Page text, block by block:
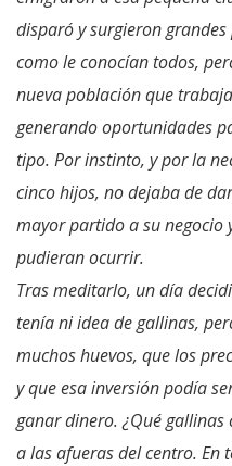
disparó y surgieron
como le conocían todos,
nueva población que
generando oportunidades
tipo. Por instinto, y por la
cinco hijos, no dejaba de
mayor partido a su negocio
pudieran ocurrir.
Tras meditarlo, un día
tenía ni idea de gallinas,
muchos huevos, que los
y que esa inversión podía
ganar dinero. ¿Qué
a las afueras del centro. En